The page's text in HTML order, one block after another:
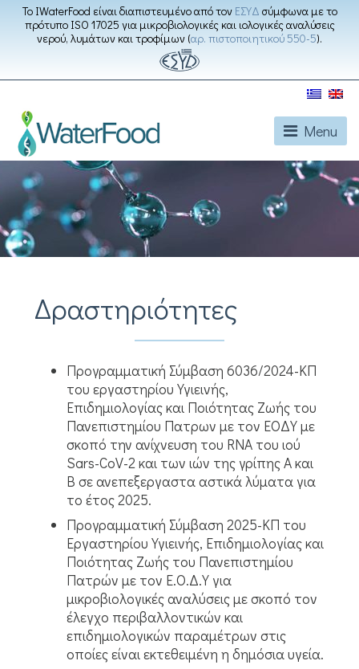
Το IWaterFood είναι διαπιστευμένο από τον ΕΣΥΔ σύμφωνα με το
πρότυπο ISO 17025 για μικροβιολογικές και ιολογικές αναλύσεις
νερού, λυμάτων και τροφίμων (αρ. πιστοποιητικού 550-5).
Menu
Δραστηριότητες
Προγραμματική Σύμβαση 6036/2024-ΚΠ
του εργαστηρίου Υγιεινής,
Επιδημιολογίας και Ποιότητας Ζωής του
Πανεπιστημίου Πατρων με τον ΕΟΔΥ με
σκοπό την ανίχνευση του RNA του ιού
Sars-CoV-2 και των ιών της γρίπης Α και
Β σε ανεπεξεργαστα αστικά λύματα για
το έτος 2025.
Προγραμματική Σύμβαση 2025-ΚΠ του
Εργαστηρίου Υγιεινής, Επιδημιολογίας και
Ποιότητας Ζωής του Πανεπιστημίου
Πατρών με τον Ε.Ο.Δ.Υ για
μικροβιολογικές αναλύσεις με σκοπό τον
έλεγχο περιβαλλοντικών και
επιδημιολογικών παραμέτρων στις
οποίες είναι εκτεθειμένη η δημόσια υγεία.